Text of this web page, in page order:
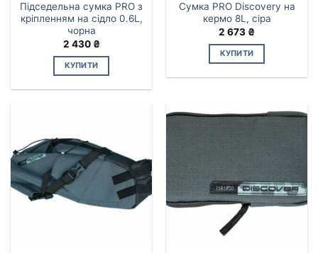
Підседельна сумка PRO з
кріпленням на сідло 0.6L,
чорна
2 430 ₴
КУПИТИ
Сумка PRO Discovery на
кермо 8L, сіра
2 673 ₴
КУПИТИ